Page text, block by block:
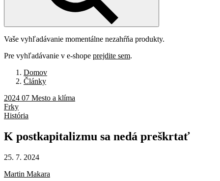
Vaše vyhľadávanie momentálne nezahŕňa produkty.
Pre vyhľadávanie v e-shope prejdite sem.
Domov
Články
2024 07 Mesto a klíma
Frky
História
K postkapitalizmu sa nedá preškrtať
25. 7. 2024
Martin Makara